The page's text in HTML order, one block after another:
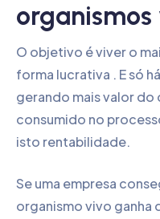
organismos
O objetivo é viver o
forma lucrativa . E só
gerando mais valor do
consumido no
isto rentabilidade.
Se uma empresa
organismo vivo ganha